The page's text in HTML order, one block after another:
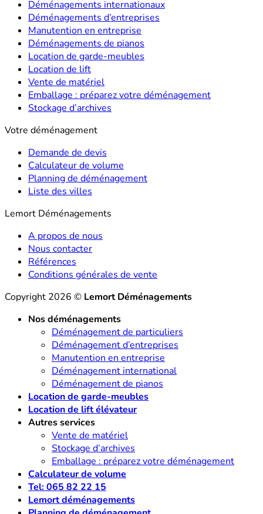
Déménagements internationaux
Déménagements d’entreprises
Manutention en entreprise
Déménagements de pianos
Location de garde-meubles
Location de lift
Vente de matériel
Emballage : préparez votre déménagement
Stockage d’archives
Votre déménagement
Demande de devis
Calculateur de volume
Planning de déménagement
Liste des villes
Lemort Déménagements
A propos de nous
Nous contacter
Références
Conditions générales de vente
Copyright 2026 © Lemort Déménagements
Nos déménagements
Déménagement de particuliers
Déménagement d’entreprises
Manutention en entreprise
Déménagement international
Déménagement de pianos
Location de garde-meubles
Location de lift élévateur
Autres services
Vente de matériel
Stockage d’archives
Emballage : préparez votre déménagement
Calculateur de volume
Tel: 065 82 22 15
Lemort déménagements